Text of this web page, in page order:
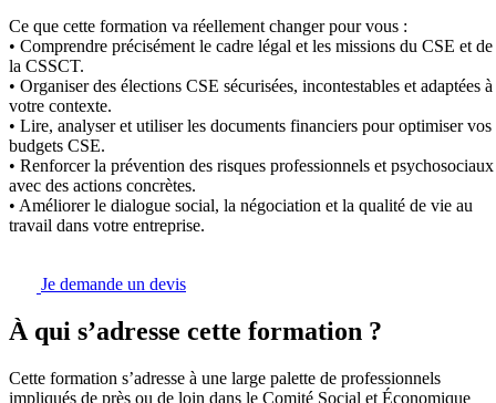
Ce que cette formation va réellement changer pour vous :
• Comprendre précisément le cadre légal et les missions du CSE et de
la CSSCT.
• Organiser des élections CSE sécurisées, incontestables et adaptées à
votre contexte.
• Lire, analyser et utiliser les documents financiers pour optimiser vos
budgets CSE.
• Renforcer la prévention des risques professionnels et psychosociaux
avec des actions concrètes.
• Améliorer le dialogue social, la négociation et la qualité de vie au
travail dans votre entreprise.
Je demande un devis
À qui s’adresse cette formation ?
Cette formation s’adresse à une large palette de professionnels
impliqués de près ou de loin dans le Comité Social et Économique